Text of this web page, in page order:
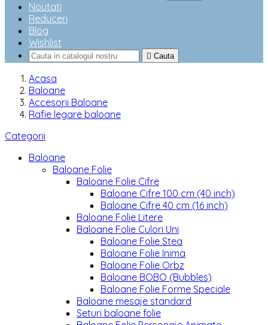
Noutati
Reduceri
Blog
Wishlist
 Cauta
Acasa
Baloane
Accesorii Baloane
Rafie legare baloane
Categorii
Baloane
Baloane Folie
Baloane Folie Cifre
Baloane Cifre 100 cm (40 inch)
Baloane Cifre 40 cm (16 inch)
Baloane Folie Litere
Baloane Folie Culori Uni
Baloane Folie Stea
Baloane Folie Inima
Baloane Folie Orbz
Baloane BOBO (Bubbles)
Baloane Folie Forme Speciale
Baloane mesaje standard
Seturi baloane folie